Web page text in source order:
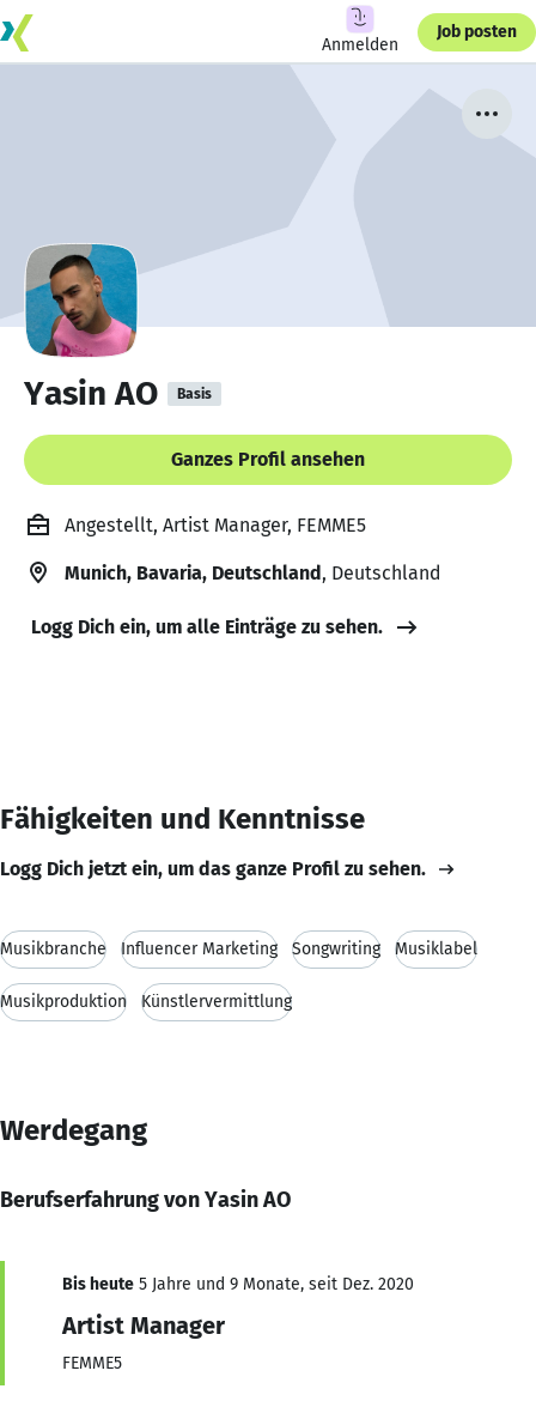
Anmelden
Job posten
Yasin AO Basis
Ganzes Profil ansehen
Angestellt, Artist Manager, FEMME5
Munich, Bavaria, Deutschland, Deutschland
Logg Dich ein, um alle Einträge zu sehen.
Fähigkeiten und Kenntnisse
Logg Dich jetzt ein, um das ganze Profil zu sehen.
Musikbranche Influencer Marketing Songwriting Musiklabel
Musikproduktion Künstlervermittlung
Werdegang
Berufserfahrung von Yasin AO
Bis heute 5 Jahre und 9 Monate, seit Dez. 2020
Artist Manager
FEMME5